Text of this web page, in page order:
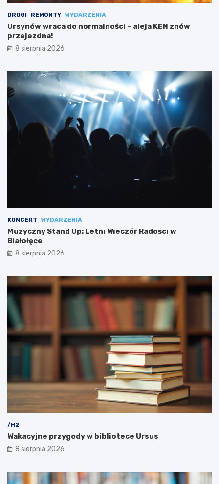
DROGI REMONTY WYDARZENIA
Ursynów wraca do normalności – aleja KEN znów
przejezdna!
8 sierpnia 2026
KONCERT WYDARZENIA
Muzyczny Stand Up: Letni Wieczór Radości w
Białołęce
8 sierpnia 2026
/H2
Wakacyjne przygody w bibliotece Ursus
8 sierpnia 2026